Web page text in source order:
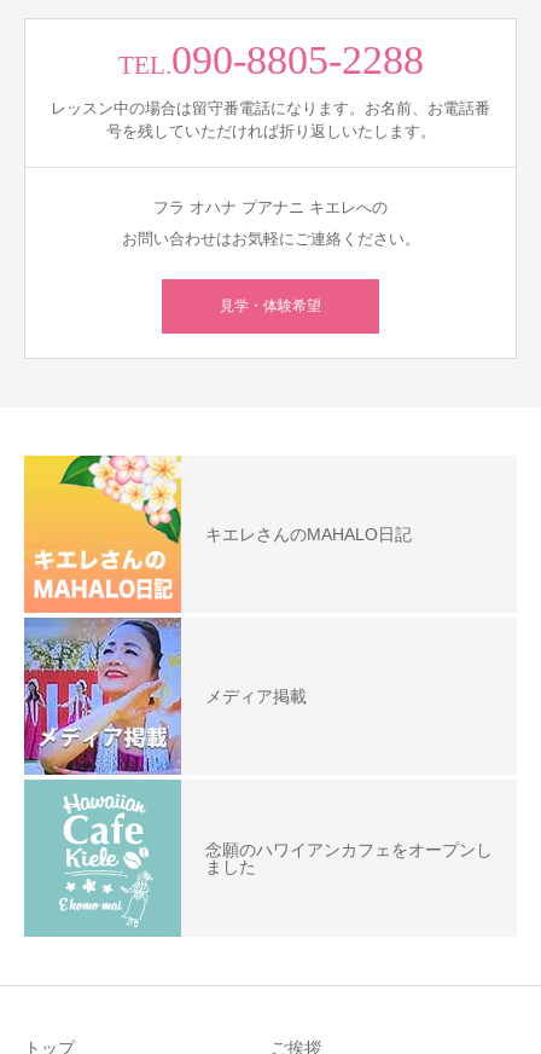
TEL.090-8805-2288
レッスン中の場合は留守番電話になります。お名前、お電話番
号を残していただければ折り返しいたします。
フラ オハナ プアナニ キエレへの
お問い合わせはお気軽にご連絡ください。
見学・体験希望
キエレさんのMAHALO日記
メディア掲載
念願のハワイアンカフェをオープンし
ました
トップ ご挨拶